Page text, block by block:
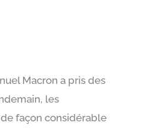
Macron a pris des
les
façon considérable